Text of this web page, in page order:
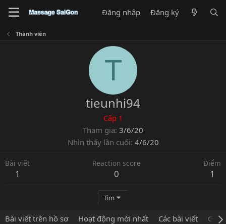
Đăng nhập Đăng ký
Thành viên
T
tieunhi94
Cấp 1
Tham gia 3/6/20
Nhìn thấy lần cuối 4/6/20
Bài viết
1
Reaction score
0
Điểm
1
Tìm
Bài viết trên hồ sơ Hoạt động mới nhất Các bài viết Giới